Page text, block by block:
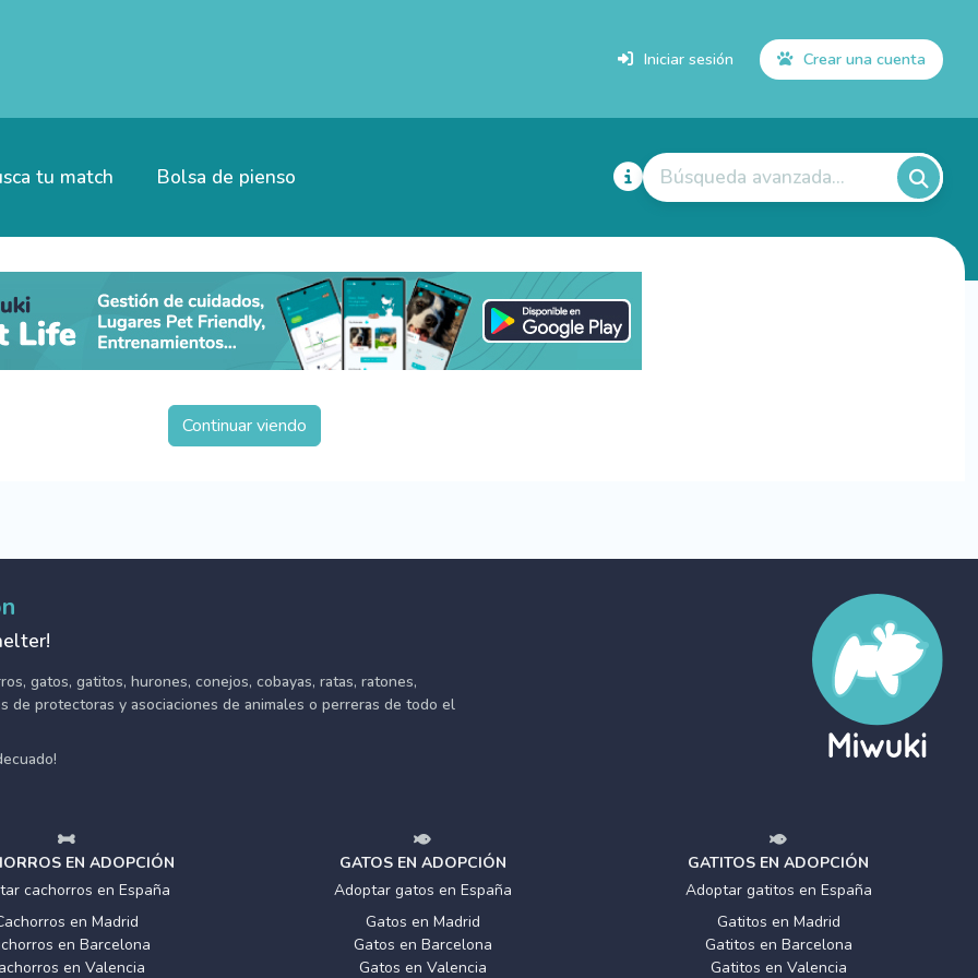
Iniciar sesión Crear una cuenta
tu match Bolsa de pienso Búsqueda avanzada...
Continuar viendo
gatos, gatitos, hurones, conejos, cobayas, ratas, ratones,
de protectoras y asociaciones de animales o perreras de todo el
EN ADOPCIÓN
cachorros en España
en Madrid
en Barcelona
en Valencia
GATOS EN ADOPCIÓN
Adoptar gatos en España
Gatos en Madrid
Gatos en Barcelona
Gatos en Valencia
GATITOS EN ADOPCIÓN
Adoptar gatitos en España
Gatitos en Madrid
Gatitos en Barcelona
Gatitos en Valencia